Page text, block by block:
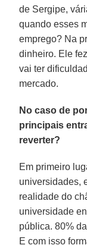
de Sergipe,
quando esses
emprego? Na
dinheiro. Ele
vai ter
mercado.
No caso de
principais
reverter?
Em primeiro
universidades,
realidade do
universidade
pública. 80%
E com isso